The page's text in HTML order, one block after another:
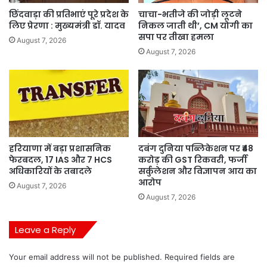
छिंदवाड़ा की प्रतिभाएं पूरे प्रदेश के
लिए प्रेरणा : मुख्यमंत्री डॉ. यादव
August 7, 2026
चाचा-भतीजे की जोड़ी लूटने
निकल जाती थी’, CM योगी का
सपा पर तीखा हमला
August 7, 2026
हरियाणा में बड़ा प्रशासनिक
फेरबदल, 17 IAS और 7 HCS
अधिकारियों के तबादले
August 7, 2026
दबंग दुनिया पब्लिकेशन पर ₹48
करोड़ की GST रिकवरी, फर्जी
सर्कुलेशन और विज्ञापन आय का
आरोप
August 7, 2026
Leave a Reply
Your email address will not be published. Required fields are